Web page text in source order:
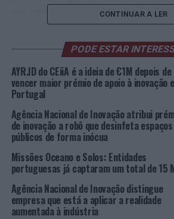
sua representação nestas estruturas.
91 são Pequenas e Médias Empresas.
Os Laboratórios Colaborativos estão
Encontro Anual, que se realiza entre
dezembro (ver programa em anexo),
apresentar alguns resultados e
desenvolvidas, bem como discutir
os quais procuram dar respostas.
nacional, com predominância na
Área Metropolitana de Lisboa (33%) e
(18%). Em 2022, foram reconhecidos
colaborativos.
CONTINUAR A LER
PODE ESTAR
AYR.ID do CEiiA é a ideia de €1M depois de
vencer maior prémio de apoio à inovação
Portugal
Agência Nacional de Inovação atribui
de inovação a robô que desinfeta espaços
públicos de forma inócua
Missões Oceano e Solos: Entidades
portuguesas já captaram um total de 15
Agência Nacional de Inovação distingue
empresa que está a aplicar a realidade
aumentada à indústria